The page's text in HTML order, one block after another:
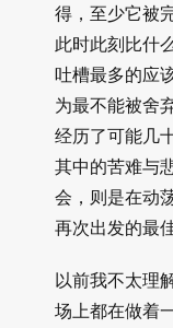
得，至少它被
此时此刻比什
吐槽最多的应
为最不能被舍
经历了可能几
其中的苦难与
会，则是在动
再次出发的最
以前我不太理
场上都在做着